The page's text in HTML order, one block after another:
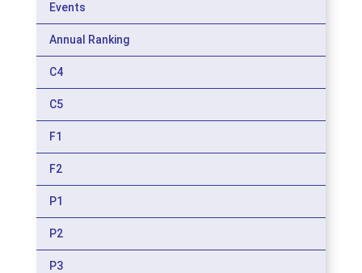
Events
Annual Ranking
C4
C5
F1
F2
P1
P2
P3